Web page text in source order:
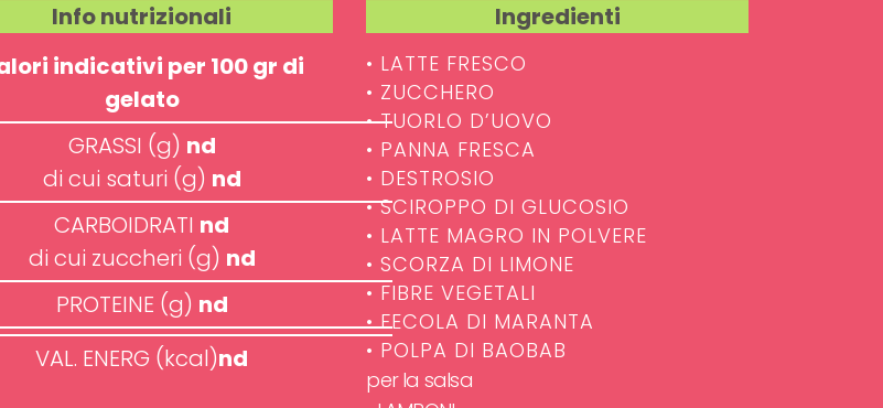
Info nutrizionali
indicativi per 100 gr di
gelato
GRASSI (g) nd
di cui saturi (g) nd
CARBOIDRATI nd
di cui zuccheri (g) nd
PROTEINE (g) nd
VAL. ENERG (kcal)nd
Ingredienti
• LATTE FRESCO
• ZUCCHERO
• TUORLO D’UOVO
• PANNA FRESCA
• DESTROSIO
• SCIROPPO DI GLUCOSIO
• LATTE MAGRO IN POLVERE
• SCORZA DI LIMONE
• FIBRE VEGETALI
• FECOLA DI MARANTA
• POLPA DI BAOBAB
per la salsa